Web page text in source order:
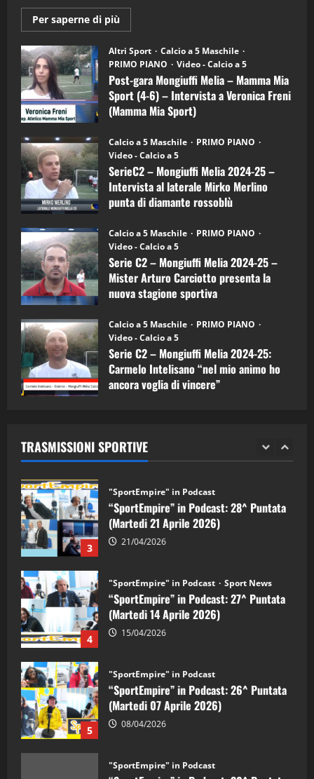
Per saperne di più
informazioni
Post-
gara
Mongiuffi
Melia
–
Mamma
Mia
Sport
6)
–
Intervista
a
mister
Arturo
Carciotto
(Mongiuffi
Altri Sport
Calcio a 5 Maschile
PRIMO PIANO
Video - Calcio a 5
Post-gara Mongiuffi Melia – Mamma Mia
Sport (4-6) – Intervista a Veronica Freni
(Mamma Mia Sport)
Calcio a 5 Maschile
PRIMO PIANO
Video - Calcio a 5
SerieC2 – Mongiuffi Melia 2024-25 –
Intervista al laterale Mirko Merlino
punta di diamante rossoblù
Calcio a 5 Maschile
PRIMO PIANO
Video - Calcio a 5
Serie C2 – Mongiuffi Melia 2024-25 –
Mister Arturo Carciotto presenta la
nuova stagione sportiva
Calcio a 5 Maschile
PRIMO PIANO
Video - Calcio a 5
Serie C2 – Mongiuffi Melia 2024-25:
Carmelo Intelisano “nel mio animo ho
ancora voglia di vincere”
TRASMISSIONI SPORTIVE
3
"SportEmpire" in Podcast
“SportEmpire” in Podcast: 28^ Puntata
(Martedi 21 Aprile 2026)
21/04/2026
4
“SportEmpire” in Podcast: 27^ Puntata
(Martedi 14 Aprile 2026)
15/04/2026
5
“SportEmpire” in Podcast: 26^ Puntata
(Martedi 07 Aprile 2026)
08/04/2026
1
“SportEmpire” in Podcast: 30^ Puntata
(Martedi 05 Maggio 2026)
08/05/2026
2 28/04/2026
3
"SportEmpire" in Podcast
“SportEmpire” in Podcast: 28^ Puntata
(Martedi 21 Aprile 2026)
21/04/2026
4
"SportEmpire" in Podcast Sport News
“SportEmpire” in Podcast: 27^ Puntata
(Martedi 14 Aprile 2026)
15/04/2026
5
"SportEmpire" in Podcast
“SportEmpire” in Podcast: 26^ Puntata
(Martedi 07 Aprile 2026)
08/04/2026
"SportEmpire" in Podcast